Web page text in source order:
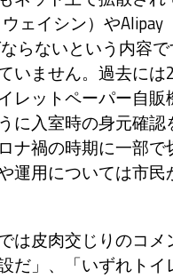
ェイシン）やAlipay
らないという内容
いません。過去に
レットペーパー自
に入室時の身元確
ナ禍の時期に一部
運用については市
は皮肉交じりのコ
だ」、「いずれト